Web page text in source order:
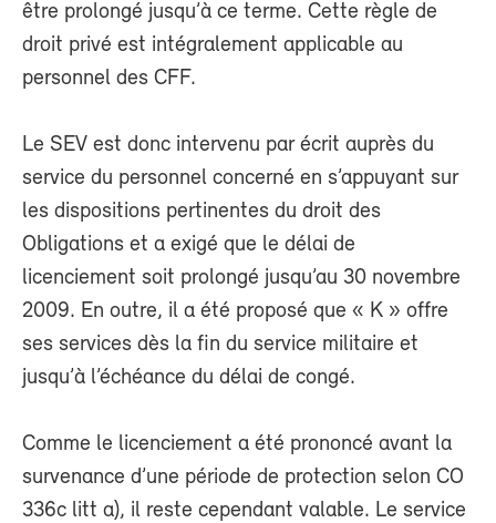
être prolongé jusqu’à ce terme. Cette règle de
droit privé est intégralement applicable au
personnel des CFF.
Le SEV est donc intervenu par écrit auprès du
service du personnel concerné en s’appuyant sur
les dispositions pertinentes du droit des
Obligations et a exigé que le délai de
licenciement soit prolongé jusqu’au 30 novembre
2009. En outre, il a été proposé que « K » offre
ses services dès la fin du service militaire et
jusqu’à l’échéance du délai de congé.
Comme le licenciement a été prononcé avant la
survenance d’une période de protection selon CO
336c litt a), il reste cependant valable. Le service